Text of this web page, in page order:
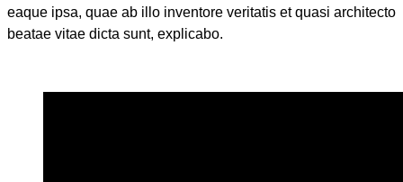
eaque ipsa, quae ab illo inventore veritatis et quasi architecto
beatae vitae dicta sunt, explicabo.